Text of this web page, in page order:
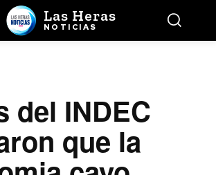
Las Heras
NOTICIAS
del INDEC
que la